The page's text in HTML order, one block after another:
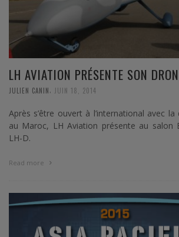
LH AVIATION PRÉSENTE SON
JULIEN CANIN JUIN 18, 2014
Après s’être ouvert à l’international avec la
au Maroc, LH Aviation présente au salon
LH-D.
Read more